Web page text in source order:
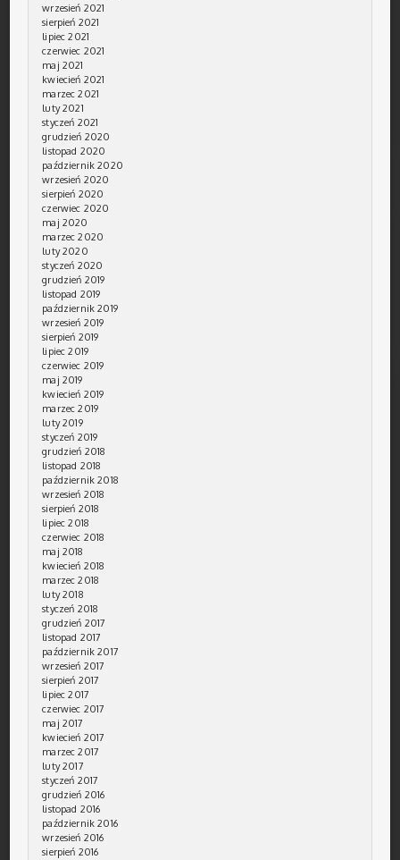
wrzesień 2021
sierpień 2021
lipiec 2021
czerwiec 2021
maj 2021
kwiecień 2021
marzec 2021
luty 2021
styczeń 2021
grudzień 2020
listopad 2020
październik 2020
wrzesień 2020
sierpień 2020
czerwiec 2020
maj 2020
marzec 2020
luty 2020
styczeń 2020
grudzień 2019
listopad 2019
październik 2019
wrzesień 2019
sierpień 2019
lipiec 2019
czerwiec 2019
maj 2019
kwiecień 2019
marzec 2019
luty 2019
styczeń 2019
grudzień 2018
listopad 2018
październik 2018
wrzesień 2018
sierpień 2018
lipiec 2018
czerwiec 2018
maj 2018
kwiecień 2018
marzec 2018
luty 2018
styczeń 2018
grudzień 2017
listopad 2017
październik 2017
wrzesień 2017
sierpień 2017
lipiec 2017
czerwiec 2017
maj 2017
kwiecień 2017
marzec 2017
luty 2017
styczeń 2017
grudzień 2016
listopad 2016
październik 2016
wrzesień 2016
sierpień 2016